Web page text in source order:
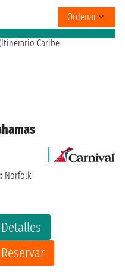
Ordenar
Detalles
Reservar
Norfolk